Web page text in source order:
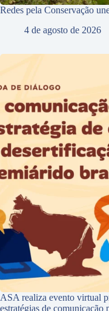
Redes pela Conservação
4 de agosto de 2026
ASA realiza evento virtual
estratégias de comunicação